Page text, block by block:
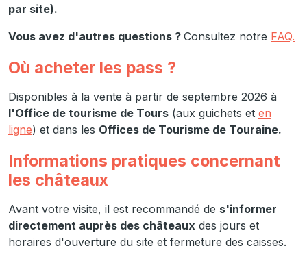
par site).
Vous avez d'autres questions ? Consultez notre FAQ.
Où acheter les pass ?
Disponibles à la vente à partir de septembre 2026 à
l'Office de tourisme de Tours (aux guichets et en
ligne) et dans les Offices de Tourisme de Touraine.
Informations pratiques concernant
les châteaux
Avant votre visite, il est recommandé de s'informer
directement auprès des châteaux des jours et
horaires d'ouverture du site et fermeture des caisses.